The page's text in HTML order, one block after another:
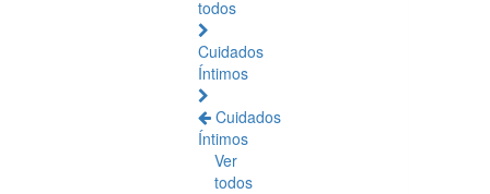
todos
Cuidados
Íntimos
Cuidados
Íntimos
Ver
todos